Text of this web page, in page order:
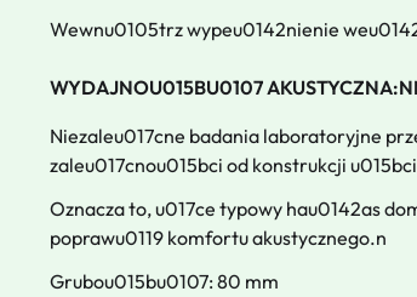
Wewnu0105trz wypeu0142nienie
WYDAJNOU015BU0107
Niezaleu017cne badania laboratoryjne
zaleu017cnou015bci od konstrukcji
Oznacza to, u017ce typowy hau0142as
poprawu0119 komfortu akustycznego.n
Grubou015bu0107: 80 mm